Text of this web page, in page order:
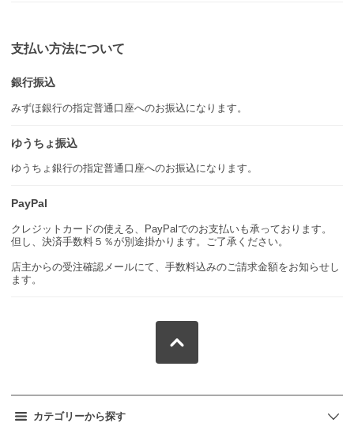
支払い方法について
銀行振込
みずほ銀行の指定普通口座へのお振込になります。
ゆうちょ振込
ゆうちょ銀行の指定普通口座へのお振込になります。
PayPal
クレジットカードの使える、PayPalでのお支払いも承っております。
但し、決済手数料５％が別途掛かります。ご了承ください。
店主からの受注確認メールにて、手数料込みのご請求金額をお知らせし
ます。
カテゴリーから探す